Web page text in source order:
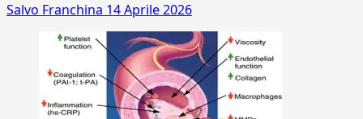
Salvo Franchina 14 Aprile 2026